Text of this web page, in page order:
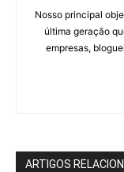
Nosso principal
última geração
empresas,
ARTIGOS